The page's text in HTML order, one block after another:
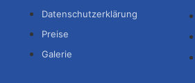
Datenschutzerklärung
Preise
Galerie